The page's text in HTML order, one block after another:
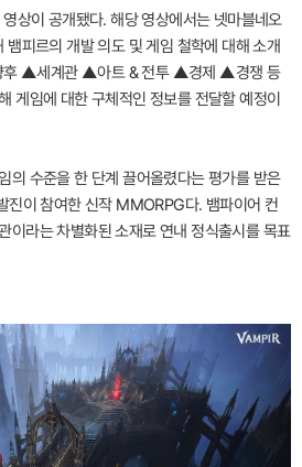
상이 공개됐다. 해당 영상에서는 넷마블네오
피르의 개발 의도 및 게임 철학에 대해 소개
후 ▲세계관 ▲아트 & 전투 ▲경제 ▲경쟁 등
게임에 대한 구체적인 정보를 전달할 예정이
의 수준을 한 단계 끌어올렸다는 평가를 받은
진이 참여한 신작 MMORPG다. 뱀파이어 컨
이라는 차별화된 소재로 연내 정식출시를 목표